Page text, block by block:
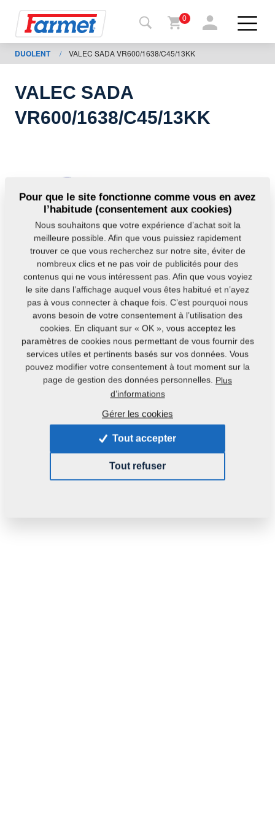
Retour
au site
Boutique
en ligne
À
télécharger
0
DUOLENT / VALEC SADA VR600/1638/C45/13KK
VALEC SADA
VR600/1638/C45/13KK
VZ00037967ND
Cette pièce peut être utilisée pour les machines
Pour que le site fonctionne comme vous en avez
l’habitude (consentement aux cookies)
Nous souhaitons que votre expérience d’achat soit la
meilleure possible. Afin que vous puissiez rapidement
trouver ce que vous recherchez sur notre site, éviter de
nombreux clics et ne pas voir de publicités pour des
contenus qui ne vous intéressent pas. Afin que vous voyiez
le site dans l’affichage auquel vous êtes habitué et n’ayez
pas à vous connecter à chaque fois. C’est pourquoi nous
avons besoin de votre consentement à l’utilisation des
cookies. En cliquant sur « OK », vous acceptez les
paramètres de cookies nous permettant de vous fournir des
services utiles et pertinents basés sur vos données. Vous
pouvez modifier votre consentement à tout moment sur la
page de gestion des données personnelles. Plus
d’informations
Gérer les cookies
Tout accepter
Tout refuser